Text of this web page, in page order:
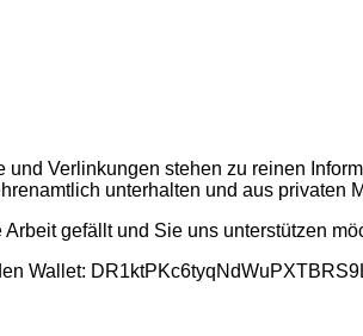
und Verlinkungen stehen zu reinen
unterhalten und aus privaten
Arbeit gefällt und Sie uns unterstützen
Wallet: